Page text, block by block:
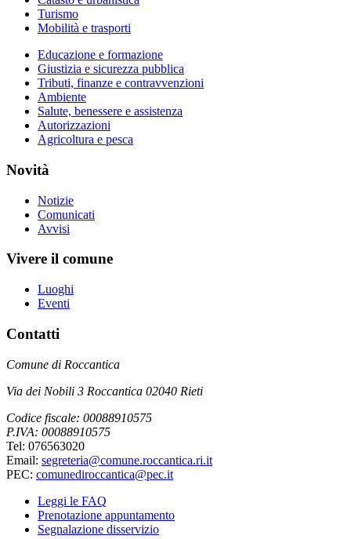
Turismo
Mobilità e trasporti
Educazione e formazione
Giustizia e sicurezza pubblica
Tributi, finanze e contravvenzioni
Ambiente
Salute, benessere e assistenza
Autorizzazioni
Agricoltura e pesca
Novità
Notizie
Comunicati
Avvisi
Vivere il comune
Luoghi
Eventi
Contatti
Comune di Roccantica
Via dei Nobili 3 Roccantica 02040 Rieti
Codice fiscale: 00088910575
P.IVA: 00088910575
Tel: 076563020
Email: segreteria@comune.roccantica.ri.it
PEC: comunediroccantica@pec.it
Leggi le FAQ
Prenotazione appuntamento
Segnalazione disservizio